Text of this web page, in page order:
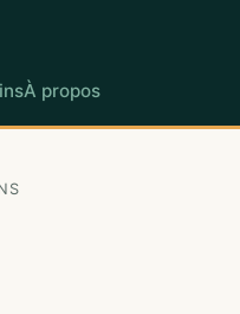
À propos